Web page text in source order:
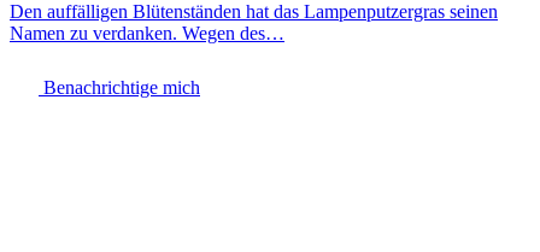
Den auffälligen Blütenständen hat das Lampenputzergras seinen
Namen zu verdanken. Wegen des…
Benachrichtige mich